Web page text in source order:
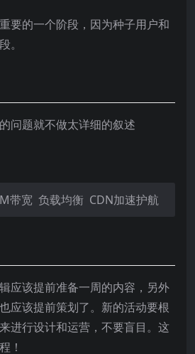
要的一个阶段，因为种子用户和
。
问题就不做太详细的叙述
带宽 负载均衡 CDN加速护航
应该提前准备一周的内容，另外
应该提前策划了。新的活动要根
进行设计和运营，不要盲目。这
！